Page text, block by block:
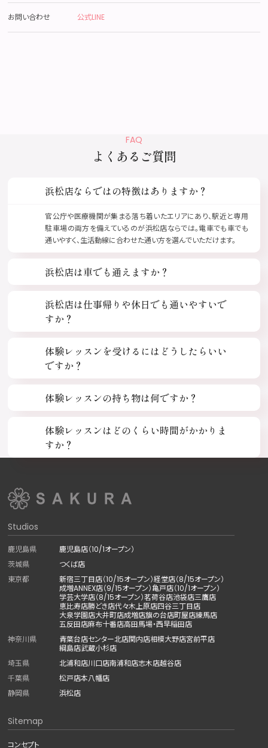
お問い合わせ 公式LINE
FAQ
よくあるご質問
浜松店ならではの特徴はありますか？
官公庁や医療機関が集まる落ち着いたエリアにあり、駅近と専用
駐車場の両方を備えているのが浜松店ならでは。電車でも車でも
通いやすく、生活動線に合わせた通い方を選んでいただけます。
浜松店は車でも通えますか？
浜松店は仕事帰りや休日でも通いやすいで
すか？
体験レッスンを受けるにはどうしたらいい
ですか？
体験レッスンの持ち物は何ですか？
体験レッスンはどのくらい時間がかかりま
すか？
Studios
鹿児島県
鹿児島店（10/1オープン）
茨城県
つくば店
東京都
新宿三丁目店（10/15オープン）経堂店（8/15オープン）
成増ANNEX店（9/15オープン）亀戸店（10/1オープン）
学芸大学店（8/15オープン）茗荷谷店池袋店三鷹店
恵比寿店勝どき店代々木上原店四谷三丁目店
大泉学園店大井町店成増店旗の台店町屋店練馬店
五反田店麻布十番店高田馬場・西早稲田店
神奈川県
青葉台店センター北店関内店相模大野店宮前平店
綱島店武蔵小杉店
埼玉県
北浦和店川口店南浦和店志木店越谷店
千葉県
松戸店本八幡店
静岡県
浜松店
Sitemap
コンセプト